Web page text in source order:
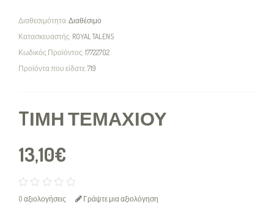
Διαθεσιμότητα:Διαθέσιμο
Κατασκευαστής: ROYAL TALENS
Κωδικός Προϊόντος:17722702
Προϊόντα που είδατε:719
TΙΜΉ ΤΕΜΑΧΊΟΥ
13,10€
0 αξιολογήσεις Γράψτε μια αξιολόγηση